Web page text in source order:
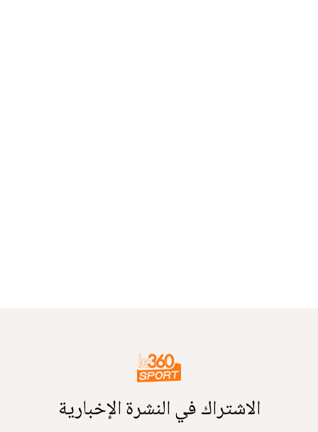
الاشتراك في النشرة الإخبارية